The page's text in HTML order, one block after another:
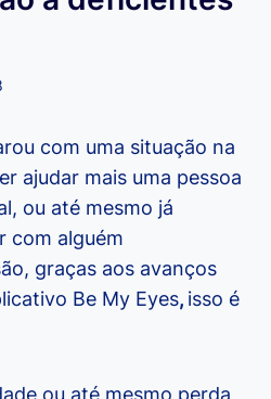
com uma situação na
ajudar mais uma pessoa
ou até mesmo já
com alguém
graças aos avanços
Be My Eyes, isso é
ou até mesmo perda